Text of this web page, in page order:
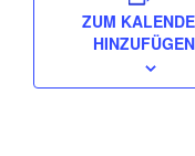
ZUM
HINZUFÜGEN